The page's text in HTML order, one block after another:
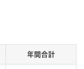
年間合計